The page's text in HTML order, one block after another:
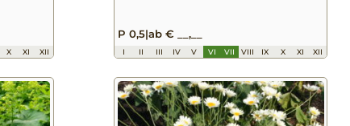
X XI XII
P 0,5|ab € __,__
I II III IV V VI VII VIII IX X XI XII